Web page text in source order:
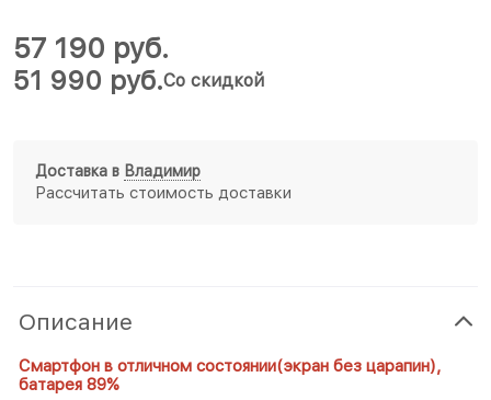
51 990 руб.Со скидкой
57 190 руб.
Доставка в Владимир
Рассчитать стоимость доставки
Описание
Смартфон в отличном состоянии(экран без царапин),
батарея 89%